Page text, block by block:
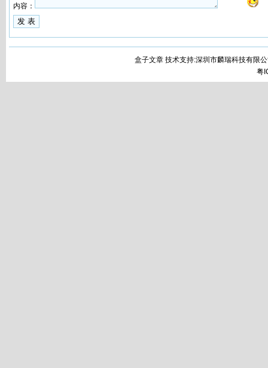
内容：
盒子文章 技术支持:深圳市麟瑞科技有限
粤